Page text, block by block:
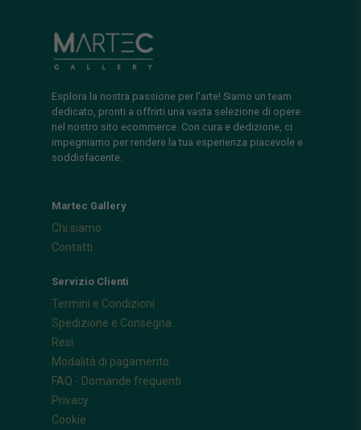
Esplora la nostra passione per l'arte! Siamo un team
dedicato, pronti a offrirti una vasta selezione di opere
nel nostro sito ecommerce. Con cura e dedizione, ci
impegniamo per rendere la tua esperienza piacevole e
soddisfacente.
Martec Gallery
Chi siamo
Contatti
Servizio Clienti
Termini e Condizioni
Spedizione e Consegna
Resi
Modalità di pagamento
FAQ - Domande frequenti
Privacy
Cookie